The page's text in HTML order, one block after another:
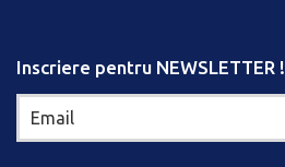
Inscriere pentru NEWSLETTER !